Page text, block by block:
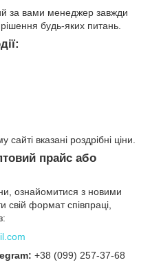
за вами менеджер завжди
будь-яких питань.
вказані роздрібні ціни.
прайс або
ознайомитися з новими
свій формат співпраці,
+38 (099) 257-37-68